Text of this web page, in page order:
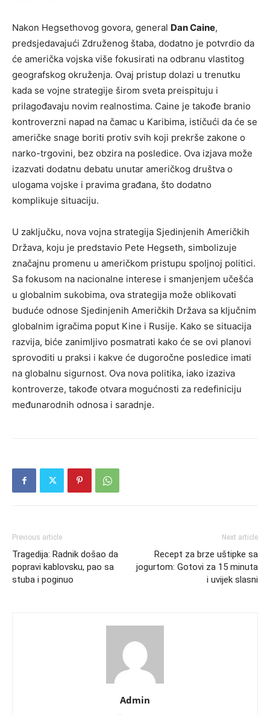
Nakon Hegsethovog govora, general Dan Caine,
predsjedavajući Združenog štaba, dodatno je potvrdio da
će američka vojska više fokusirati na odbranu vlastitog
geografskog okruženja. Ovaj pristup dolazi u trenutku
kada se vojne strategije širom sveta preispituju i
prilagođavaju novim realnostima. Caine je takođe branio
kontroverzni napad na čamac u Karibima, ističući da će se
američke snage boriti protiv svih koji prekrše zakone o
narko-trgovini, bez obzira na posledice. Ova izjava može
izazvati dodatnu debatu unutar američkog društva o
ulogama vojske i pravima građana, što dodatno
komplikuje situaciju.
U zaključku, nova vojna strategija Sjedinjenih Američkih
Država, koju je predstavio Pete Hegseth, simbolizuje
značajnu promenu u američkom pristupu spoljnoj politici.
Sa fokusom na nacionalne interese i smanjenjem učešća
u globalnim sukobima, ova strategija može oblikovati
buduće odnose Sjedinjenih Američkih Država sa ključnim
globalnim igračima poput Kine i Rusije. Kako se situacija
razvija, biće zanimljivo posmatrati kako će se ovi planovi
sprovoditi u praksi i kakve će dugoročne posledice imati
na globalnu sigurnost. Ova nova politika, iako izaziva
kontroverze, takođe otvara mogućnosti za redefiniciju
međunarodnih odnosa i saradnje.
Previous article
Tragedija: Radnik došao da
popravi kablovsku, pao sa
stuba i poginuo
Next article
Recept za brze uštipke sa
jogurtom: Gotovi za 15 minuta
i uvijek slasni
Admin